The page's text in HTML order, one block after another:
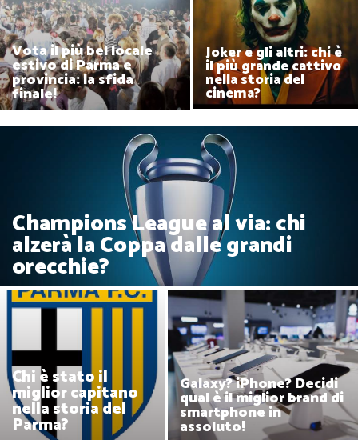
Vota il più bel locale
estivo di Parma e
provincia: la sfida
finale!
Joker e gli altri: chi è
il più grande cattivo
nella storia del
cinema?
Champions League al via: chi
alzerà la Coppa dalle grandi
orecchie?
Chi è stato il
miglior capitano
nella storia del
Parma?
Galaxy? iPhone? Decidi
qual è il miglior brand di
smartphone in
assoluto!